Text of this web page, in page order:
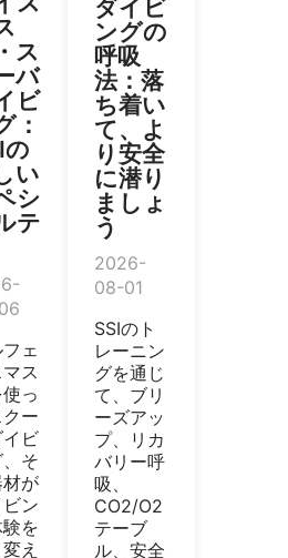
ス
バ
ビ
：
の
い
シ
テ
ェ
ス
っ
ー
ビ
そ
が
ン
を
え
ダイビ
ングの
呼吸
法：落
ち着い
て、よ
り安全
に潜り
ましょ
う
2026-
08-01
SSIのト
レーニン
グを通じ
て、ブリ
ーズアッ
プ、リカ
バリー呼
吸、
CO2/O2
テーブ
ル、安全